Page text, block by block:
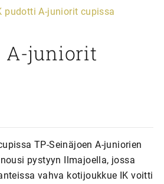
pudotti A-juniorit cupissa
A-juniorit
TP-Seinäjoen A-juniorien
pystyyn Ilmajoella, jossa
vahva kotijoukkue IK voitti